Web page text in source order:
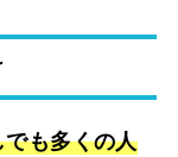
も多くの人